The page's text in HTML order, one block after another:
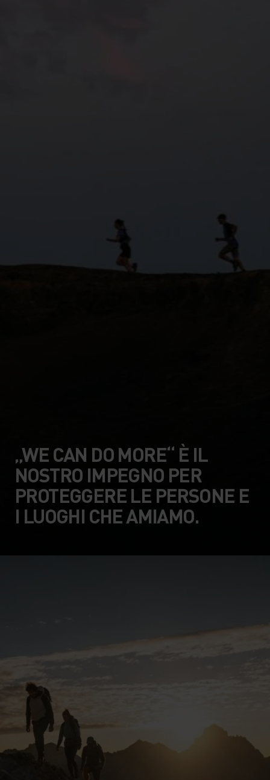
„WE CAN DO MORE“ È IL
NOSTRO IMPEGNO PER
PROTEGGERE LE PERSONE E
I LUOGHI CHE AMIAMO.